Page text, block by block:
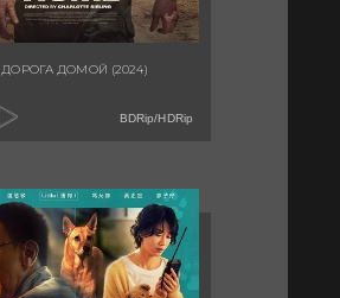
ДОРОГА ДОМОЙ (2024)
BDRip/HDRip